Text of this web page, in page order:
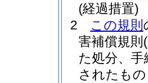
(経過措置)
2
この規則
害補償規則
た処分、
されたも